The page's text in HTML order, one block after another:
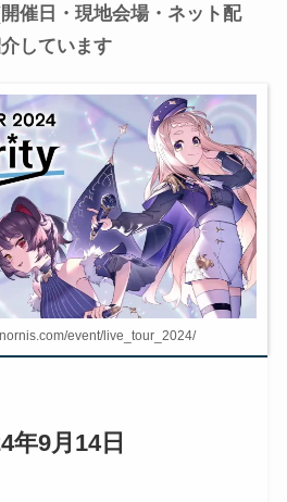
催日・現地会場・ネット配
しています
event/live_tour_2024/
年9月14日